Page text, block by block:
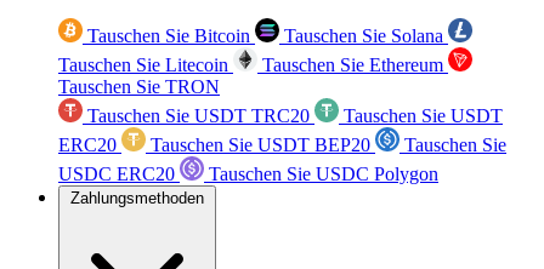
Tauschen Sie Bitcoin
Tauschen Sie Solana
Tauschen Sie Litecoin
Tauschen Sie Ethereum
Tauschen Sie TRON
Tauschen Sie USDT TRC20
Tauschen Sie USDT
ERC20
Tauschen Sie USDT BEP20
Tauschen Sie
USDC ERC20
Tauschen Sie USDC Polygon
Zahlungsmethoden